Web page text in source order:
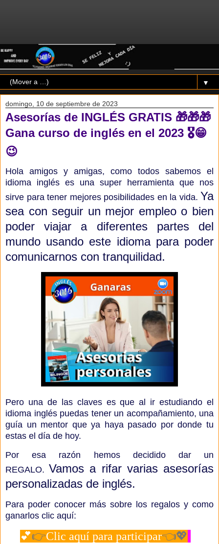
▼
domingo, 10 de septiembre de 2023
Asesorías de INGLÉS GRATIS 🎁🎁🎁
Gana curso de inglés en el 2023 🎖️😁
😉
Hola amigos y amigas, como todos sabemos el
idioma inglés es una super herramienta que nos
sirve para tener mejores posibilidades en la vida. Ya
sea con seguir un mejor empleo o bien
poder viajar a diferentes partes del
mundo usando este idioma para poder
comunicarnos con tranquilidad.
Pero una de las claves es que al ir estudiando el
idioma inglés puedas tener un acompañamiento, una
guía un mentor que ya haya pasado por donde tu
estas el día de hoy.
Por esa razón hemos decidido dar un
REGALO. Vamos a rifar varias asesorías
personalizadas de inglés.
Para poder conocer más sobre los regalos y como
ganarlos clic aquí:
💕👉Clic aquí para participar👈💖